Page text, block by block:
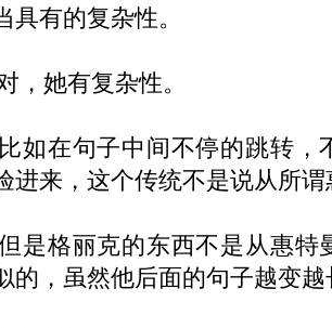
具有的复杂性。
，她有复杂性。
如在句子中间不停的跳转，
进来，这个传统不是说从所
是格丽克的东西不是从惠特
的，虽然他后面的句子越变越